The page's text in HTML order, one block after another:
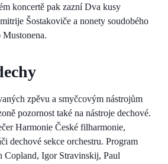
koncertě pak zazní Dva kusy
Šostakoviče a nonety soudobého
zpěvu a smyčcovým nástrojům
pozornost také na nástroje dechové.
Harmonie České filharmonie,
dechové sekce orchestru. Program
Copland, Igor Stravinskij, Paul